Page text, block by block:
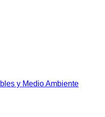
y Medio Ambiente